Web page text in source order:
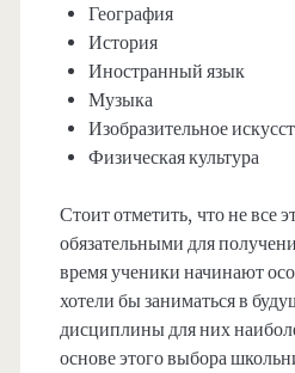
География
История
Иностранный язык
Музыка
Изобразительное
Физическая культура
Стоит отметить, что не все
обязательными для
время ученики начинают
хотели бы заниматься в
дисциплины для них
основе этого выбора